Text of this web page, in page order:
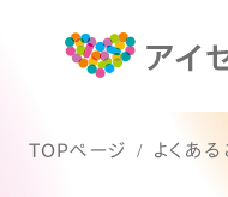
TOPページ よくある